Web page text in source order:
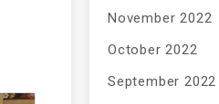
November 2022
October 2022
September 2022